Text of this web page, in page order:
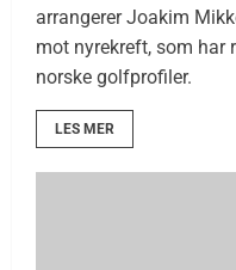
arrangerer Joakim
mot nyrekreft, som har
norske golfprofiler.
LES MER